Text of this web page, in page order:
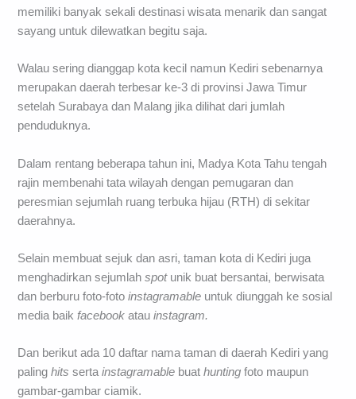
memiliki banyak sekali destinasi wisata menarik dan sangat
sayang untuk dilewatkan begitu saja.
Walau sering dianggap kota kecil namun Kediri sebenarnya
merupakan daerah terbesar ke-3 di provinsi Jawa Timur
setelah Surabaya dan Malang jika dilihat dari jumlah
penduduknya.
Dalam rentang beberapa tahun ini, Madya Kota Tahu tengah
rajin membenahi tata wilayah dengan pemugaran dan
peresmian sejumlah ruang terbuka hijau (RTH) di sekitar
daerahnya.
Selain membuat sejuk dan asri, taman kota di Kediri juga
menghadirkan sejumlahspotunik buat bersantai, berwisata
dan berburu foto-fotoinstagramable untuk diunggah ke sosial
media baikfacebook atauinstagram.
Dan berikut ada 10 daftar nama taman di daerah Kediri yang
palinghits sertainstagramable buathunting foto maupun
gambar-gambar ciamik.